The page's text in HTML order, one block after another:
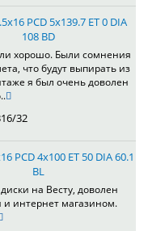
PCD 5x139.7 ET 0 DIA
108 BD
хорошо. Были сомнения
что будут выпирать из
я был очень доволен
32
PCD 4x100 ET 50 DIA 60.1
BL
на Весту, доволен
и интернет магазином.